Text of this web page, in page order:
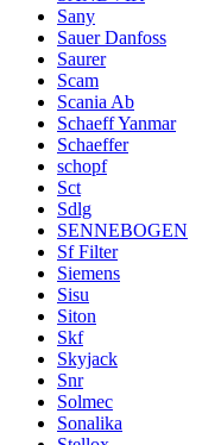
Sany
Sauer Danfoss
Saurer
Scam
Scania Ab
Schaeff Yanmar
Schaeffer
schopf
Sct
Sdlg
SENNEBOGEN
Sf Filter
Siemens
Sisu
Siton
Skf
Skyjack
Snr
Solmec
Sonalika